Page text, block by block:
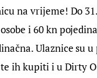
na vrijeme! Do
i 60 kn
Ulaznice su
ih kupiti i u Dirty